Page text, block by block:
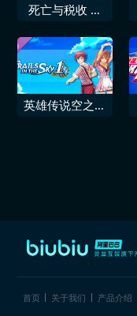
死亡与税收 多
英雄传说空之轨
首页 关于我们 产品介绍